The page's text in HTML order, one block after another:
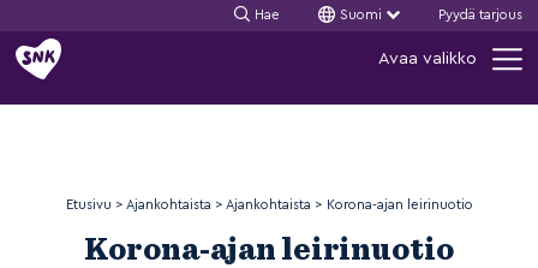
Siirry
sisältöön
Hae Suomi Pyydä tarjous
Avaa valikko
Etusivu > Ajankohtaista > Ajankohtaista > Korona-ajan leirinuotio
Korona-ajan leirinuotio